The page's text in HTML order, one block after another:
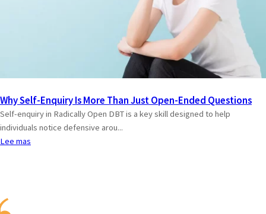
Why Self-Enquiry Is More Than Just Open-Ended Questions
Self-enquiry in Radically Open DBT is a key skill designed to help
individuals notice defensive arou...
Lee mas